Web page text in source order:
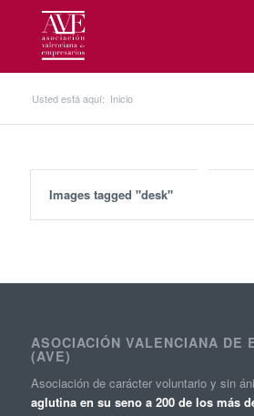
Usted está aquí: Inicio
Images tagged "desk"
ASOCIACIÓN VALENCIANA DE
(AVE)
Asociación de carácter voluntario y sin
aglutina en su seno a 200 de los más